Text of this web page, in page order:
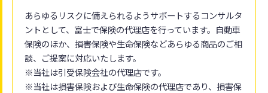
あらゆるリスクに備えられるようサポートするコンサルタ
ントとして、富士で保険の代理店を行っています。自動車
保険のほか、損害保険や生命保険などあらゆる商品のご相
談、ご提案に対応いたします。
※当社は引受保険会社の代理店です。
※当社は損害保険および生命保険の代理店であり、損害保